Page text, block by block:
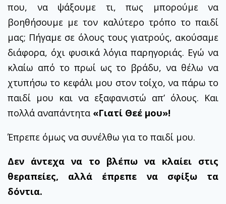
που, να ψάξουμε τι, πως μπορούμε να
βοηθήσουμε με τον καλύτερο τρόπο το παιδί
μας; Πήγαμε σε όλους τους γιατρούς, ακούσαμε
διάφορα, όχι φυσικά λόγια παρηγοριάς. Εγώ να
κλαίω από το πρωί ως το βράδυ, να θέλω να
χτυπήσω το κεφάλι μου στον τοίχο, να πάρω το
παιδί μου και να εξαφανιστώ απ’ όλους. Και
πολλά αναπάντητα «Γιατί Θεέ μου»!
Έπρεπε όμως να συνέλθω για το παιδί μου.
Δεν άντεχα να το βλέπω να κλαίει στις
θεραπείες, αλλά έπρεπε να σφίξω τα
δόντια.